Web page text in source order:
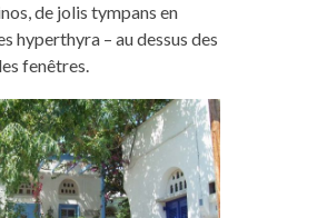
de jolis tympans en
hyperthyra – au dessus des
fenêtres.